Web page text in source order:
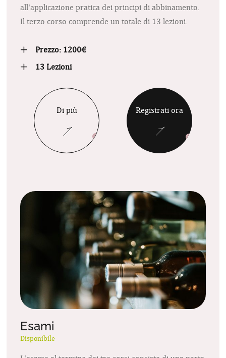
all'applicazione pratica dei principi di abbinamento.
Il terzo corso comprende un totale di 13 lezioni.
Prezzo: 1200€
13 Lezioni
Di più Registrati ora
Esami
Disponibile